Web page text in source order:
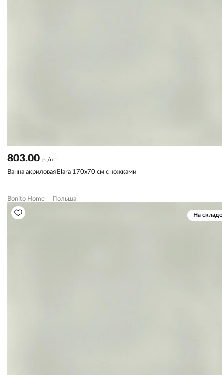
803.00 р./шт
Ванна акриловая Elara 170х70 см с ножками
Bonito Home Польша
На складе